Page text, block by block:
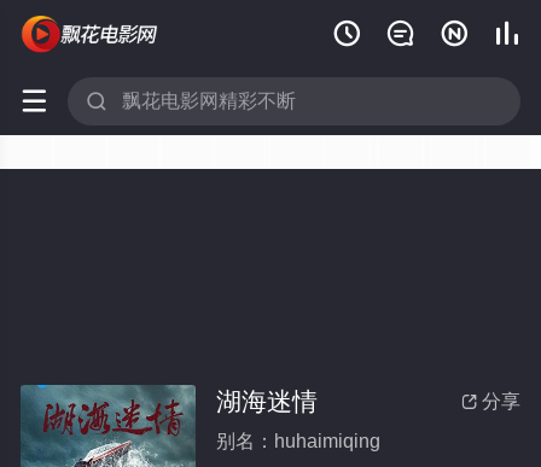
   
 
 分享
湖海迷情
别名：huhaimiqing